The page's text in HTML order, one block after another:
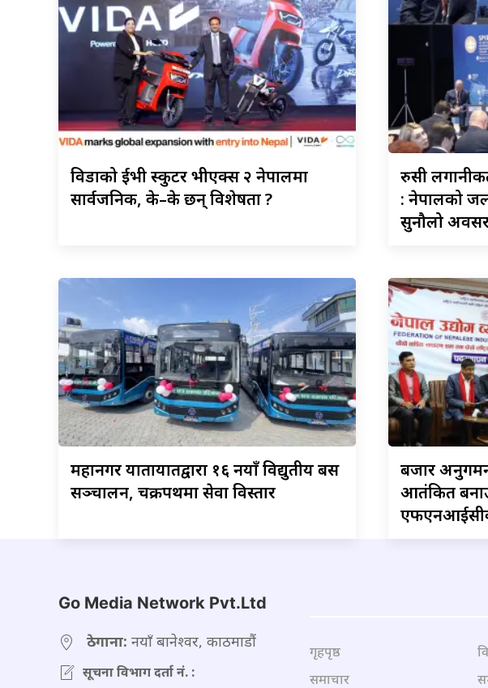
विडाकोईभी स्कुटर भीएक्स २ नेपालमा
सार्वजनिक, के–के छन् विशेषता ?
रुसी
: नेपालको
सुनौलो
महानगरयातायातद्वारा १६ नयाँ विद्युतीय बस
सञ्चालन, चक्रपथमा सेवा विस्तार
बजार
आतंकित
Go Media Network Pvt.Ltd
ठेगाना: नयाँ बानेश्वर, काठमाडौं
सूचना विभाग दर्ता नं. :
गृहपृष्ठ
समाचार